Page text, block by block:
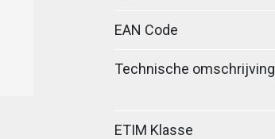
EAN Code
Technische omschrijving
ETIM Klasse